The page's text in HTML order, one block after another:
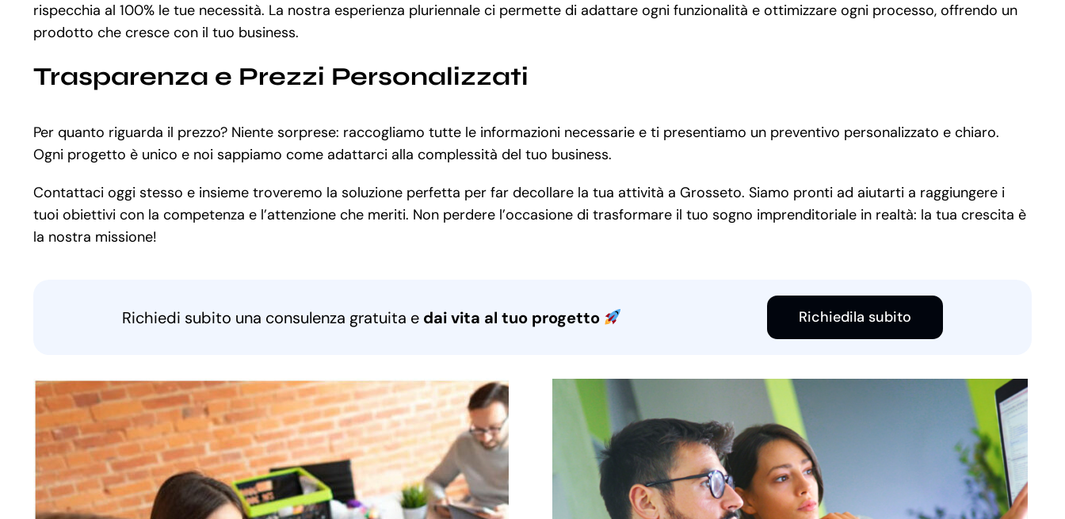
rispecchia al 100% le tue necessità. La nostra esperienza pluriennale ci permette di adattare ogni funzionalità e ottimizzare ogni processo, offrendo un
prodotto che cresce con il tuo business.
Trasparenza e Prezzi Personalizzati
Per quanto riguarda il prezzo? Niente sorprese: raccogliamo tutte le informazioni necessarie e ti presentiamo un preventivo personalizzato e chiaro.
Ogni progetto è unico e noi sappiamo come adattarci alla complessità del tuo business.
Contattaci oggi stesso e insieme troveremo la soluzione perfetta per far decollare la tua attività a Grosseto. Siamo pronti ad aiutarti a raggiungere i
tuoi obiettivi con la competenza e l’attenzione che meriti. Non perdere l’occasione di trasformare il tuo sogno imprenditoriale in realtà: la tua crescita è
la nostra missione!
Richiedi subito una consulenza gratuita e dai vita al tuo progetto Richiedila subito